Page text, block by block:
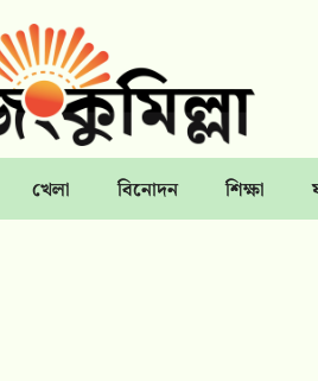
খেলা বিনোদন শিক্ষা